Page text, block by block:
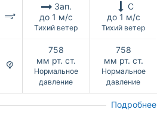
Зап.
до 1 м/с
Тихий ветер
С
до 1 м/с
Тихий ветер
758
мм рт. ст.
Нормальное
давление
758
мм рт. ст.
Нормальное
давление
Подробнее